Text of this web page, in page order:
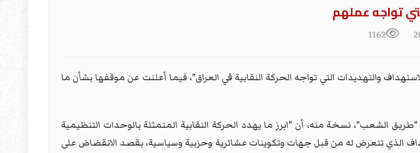
1162
"الاستهداف والتهديدات التي تواجه الحركة النقابية في العراق"، فيما أعلنت عن موقفها بشأن ما
"طريق الشعب"، نسخة منه، أن "ابرز ما يهدد الحركة النقابية المتمثلة بالوحدات التنظيمية
الذي تتعرض له من قبل جهات وتكوينات عشائرية وحزبية وسياسية، بقصد الانقضاض على